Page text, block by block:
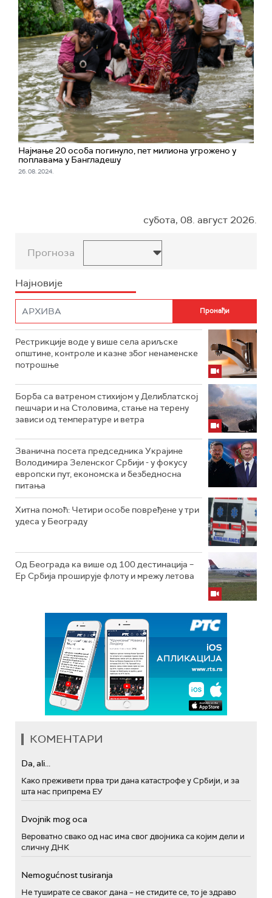
Најмање 20 особа погинуло, пет милиона угрожено у
поплавама у Бангладешу
26. 08. 2024.
субота, 08. август 2026.
Прогноза
Најновије
Рестрикције воде у више села ариљске
општине, контроле и казне због ненаменске
потрошње
Борба са ватреном стихијом у Делиблатској
пешчари и на Столовима, стање на терену
зависи од температуре и ветра
Званична посета председника Украјине
Володимира Зеленског Србији - у фокусу
европски пут, економска и безбедносна
питања
Хитна помоћ: Четири особе повређене у три
удеса у Београду
Од Београда ка више од 100 дестинација –
Ер Србија проширује флоту и мрежу летова
КОМЕНТАРИ
Da, ali...
Како преживети прва три дана катастрофе у Србији, и за
шта нас припрема ЕУ
Dvojnik mog oca
Вероватно свако од нас има свог двојника са којим дели и
сличну ДНК
Nemogućnost tusiranja
Не туширате се сваког дана – не стидите се, то је здраво